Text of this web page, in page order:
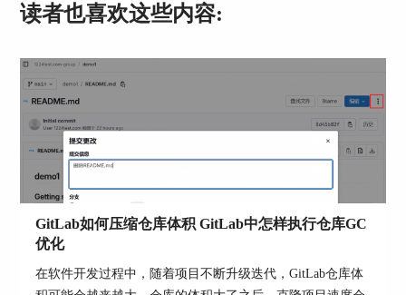
1.定期备份：定期进行备份是确保数据安全的关
键。建议根据项目的活动频率和重要性来设置备份
频率，例如每天或每周进行一次全备份。
2.备份验证：备份完成后，应立即进行验证以确保
读者也喜欢这些内容:
GitLab如何压缩仓库体积 GitLab中怎样执行仓库GC
优化
在软件开发过程中，随着项目不断升级迭代，GitLab仓库体